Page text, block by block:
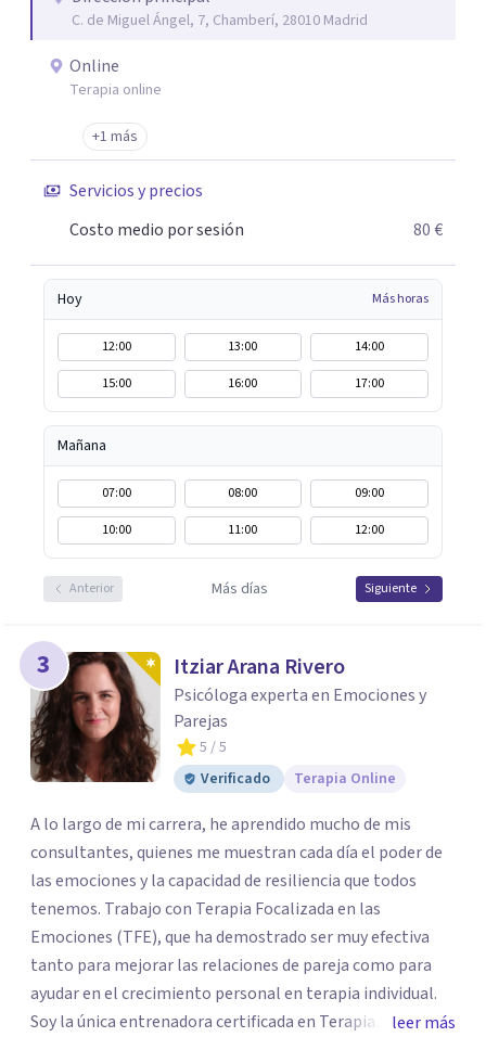
trabajo de "Terapia del Alma".
C. de Miguel Ángel, 7, Chamberí, 28010 Madrid
Online
Terapia online
+1 más
Servicios y precios
Costo medio por sesión
80 €
Hoy Más horas
12:00 13:00
14:00
15:00
16:00 17:00
Mañana
07:00 08:00
09:00
10:00
11:00 12:00
Anterior Más días Siguiente
3 Itziar Arana Rivero
Psicóloga experta en Emociones y
Parejas
5 / 5
Verificado
Terapia Online
A lo largo de mi carrera, he aprendido mucho de mis
consultantes, quienes me muestran cada día el poder de
las emociones y la capacidad de resiliencia que todos
tenemos. Trabajo con Terapia Focalizada en las
Emociones (TFE), que ha demostrado ser muy efectiva
tanto para mejorar las relaciones de pareja como para
ayudar en el crecimiento personal en terapia individual.
Soy la única entrenadora certificada en Terapia
leer más